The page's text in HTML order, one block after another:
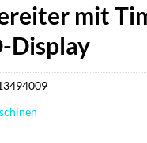
mit
Display